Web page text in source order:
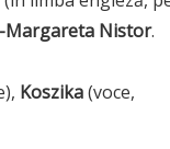
Margareta Nistor.
Koszika(voce,